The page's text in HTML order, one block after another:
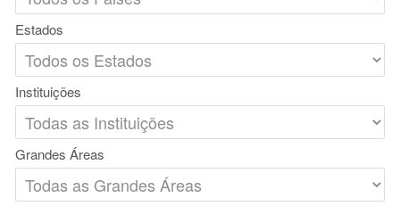
Estados
Instituições
Grandes Áreas